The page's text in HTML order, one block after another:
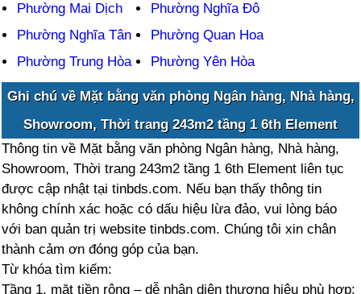
Phường Mai Dịch
Phường Nghĩa Đô
Phường Nghĩa Tân
Phường Quan Hoa
Phường Trung Hòa
Phường Yên Hòa
Ghi chú về Mặt bằng văn phòng Ngân hàng, Nhà hàng,
Showroom, Thời trang 243m2 tầng 1 6th Element
Thông tin về Mặt bằng văn phòng Ngân hàng, Nhà hàng,
Showroom, Thời trang 243m2 tầng 1 6th Element liên tục
được cập nhật tại tinbds.com. Nếu bạn thấy thông tin
không chính xác hoặc có dấu hiệu lừa đảo, vui lòng báo
với ban quản trị website tinbds.com. Chúng tôi xin chân
thành cảm ơn đóng góp của bạn.
Từ khóa tìm kiếm:
Tầng 1, mặt tiền rộng – dễ nhận diện thương hiệu phù hợp: